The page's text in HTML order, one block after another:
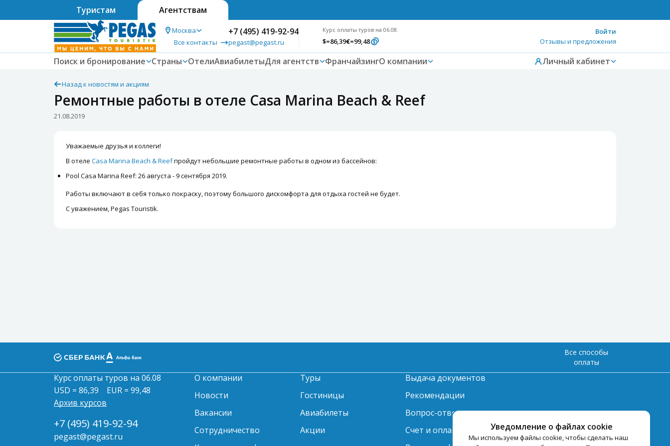
Туристам Агентствам
Москва
Все контакты
+7 (495) 419-92-94
pegast@pegast.ru
Курс оплаты туров на 06.08:
$=86,39€=99,48
Войти
Отзывы и предложения
Поиск и бронирование Страны ОтелиАвиабилетыДля агентств ФранчайзингО компании Личный кабинет
Назад к новостям и акциям
Ремонтные работы в отеле Casa Marina Beach & Reef
21.08.2019
Уважаемые друзья и коллеги!
В отеле Casa Marina Beach & Reefпройдут небольшие ремонтные работы в одном из бассейнов:
Pool Casa Marina Reef: 26 августа - 9 сентября 2019.
Работы включают в себя только покраску, поэтому большого дискомфорта для отдыха гостей не будет.
С уважением, Pegas Touristik.
Уведомление о файлах cookie
Мы используем файлы cookie, чтобы сделать наш
Все способы
оплаты
Курс оплаты туров на 06.08
USD = 86,39
EUR = 99,48
Архив курсов
+7 (495) 419-92-94
pegast@pegast.ru
О компании
Новости
Вакансии
Сотрудничество
Туры
Гостиницы
Авиабилеты
Акции
Выдача документов
Рекомендации
Вопрос-ответ
Счет и оплата